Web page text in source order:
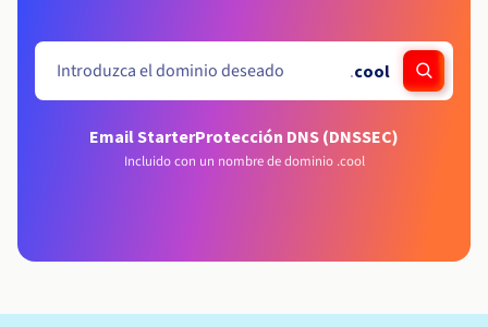
.cool
Email StarterProtección DNS (DNSSEC)
Incluido con un nombre de dominio .cool